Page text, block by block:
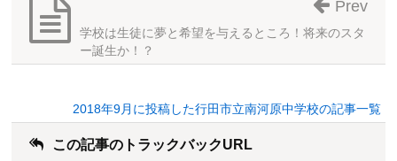
学校は生徒に夢と希望を与えるところ！将来のスタ
ー誕生か！？
Prev
2018年9月に投稿した行田市立南河原中学校の記事一覧
この記事のトラックバックURL